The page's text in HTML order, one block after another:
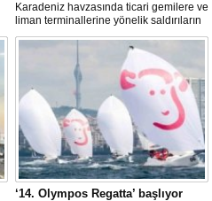
Karadeniz havzasında ticari gemilere ve
liman terminallerine yönelik saldırıların
artması küresel emtia taşımacılığını
sekteye uğrattı. Risk artışıyla birlikte
ortalama petrol tankeri maliyetleri 300
bin doları aşarken, savaş sigortası
primleri iki katına çıkarak navlun
fiyatlarında yüzde 50’yi geçen
yükselişleri beraberinde getirdi.
‘14. Olympos Regatta’ başlıyor